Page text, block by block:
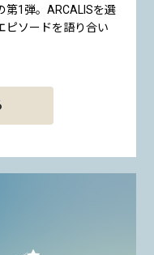
第1弾。ARCALISを選
ピソードを語り合い